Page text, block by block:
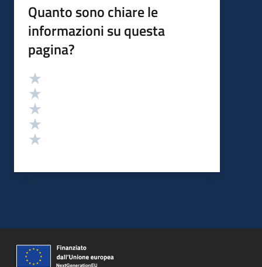
Quanto sono chiare le
informazioni su questa
pagina?
Valutazione